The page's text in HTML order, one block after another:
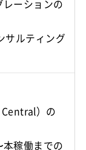
ーションの
サルティング
）の
本稼働までの